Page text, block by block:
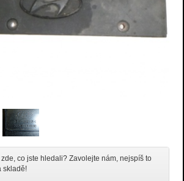
co jste hledali? Zavolejte nám, nejspíš to
skladě!